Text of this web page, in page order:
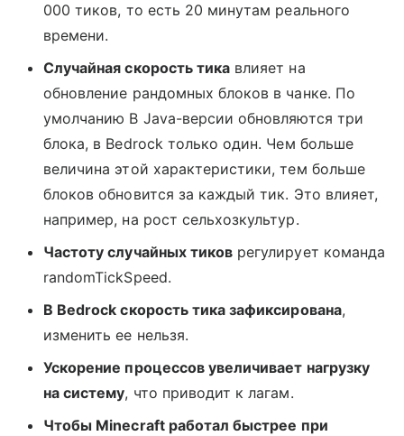
000 тиков, то есть 20 минутам реального
времени.
Случайная скорость тика влияет на
обновление рандомных блоков в чанке. По
умолчанию В Java-версии обновляются три
блока, в Bedrock только один. Чем больше
величина этой характеристики, тем больше
блоков обновится за каждый тик. Это влияет,
например, на рост сельхозкультур.
Частоту случайных тиков регулирует команда
randomTickSpeed.
В Bedrock скорость тика зафиксирована,
изменить ее нельзя.
Ускорение процессов увеличивает нагрузку
на систему, что приводит к лагам.
Чтобы Minecraft работал быстрее при